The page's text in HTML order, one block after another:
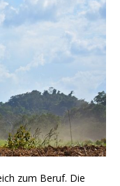
zum Beruf. Die